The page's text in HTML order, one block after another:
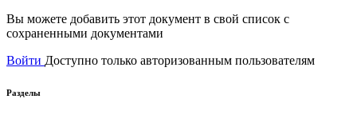
Вы можете добавить этот документ в свой список с
сохраненными документами
Войти Доступно только авторизованным пользователям
Разделы